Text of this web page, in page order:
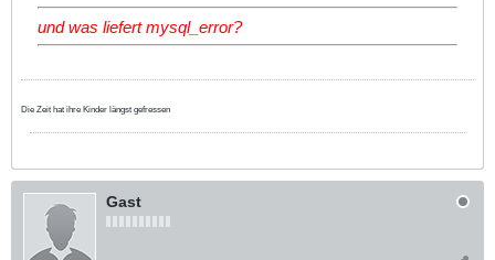
und was liefert mysql_error?
Die Zeit hat ihre Kinder längst gefressen
Gast